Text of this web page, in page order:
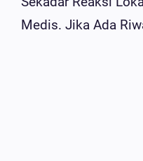
Medis. Jika Ada